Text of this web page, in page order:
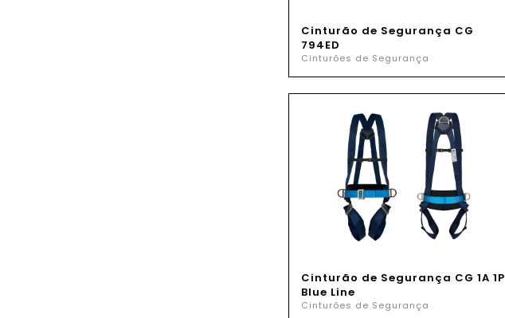
Cinturão de Segurança CG
794ED
Cinturões de Segurança
Cinturão de Segurança CG 1A 1P
Blue Line
Cinturões de Segurança